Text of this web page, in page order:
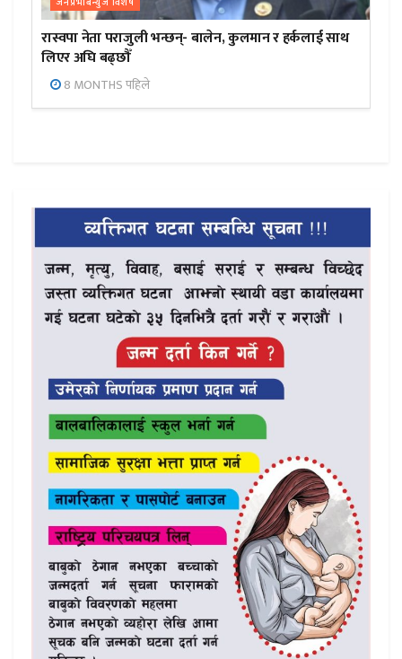
रास्वपा नेता पराजुली भन्छन्- बालेन, कुलमान र हर्कलाई साथ
लिएर अघि बढ्छौँ
8 MONTHS पहिले